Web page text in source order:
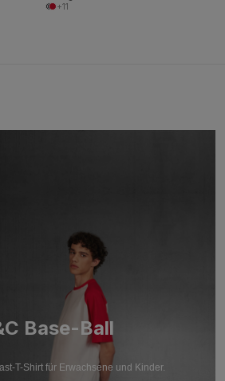
+11
Base-Ball
T-Shirt für Erwachsene und Kinder.